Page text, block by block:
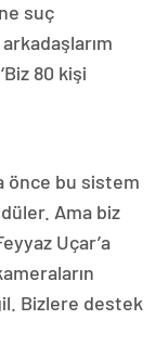
suç
80 kişi
önce bu sistem
Ama biz
Uçar’a
Bizlere destek